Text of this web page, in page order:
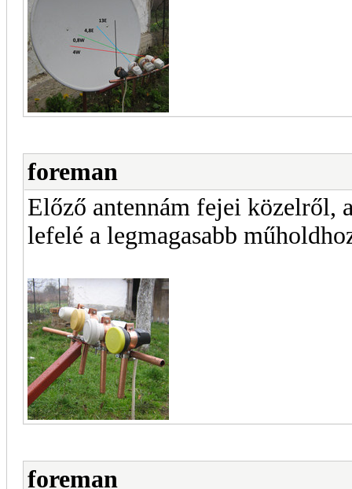
foreman
Előző antennám fejei közelről,
lefelé a legmagasabb
foreman